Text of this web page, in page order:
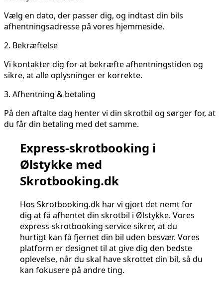
Vælg en dato, der passer dig, og indtast din bils
afhentningsadresse på vores hjemmeside.
2. Bekræftelse
Vi kontakter dig for at bekræfte afhentningstiden og
sikre, at alle oplysninger er korrekte.
3. Afhentning & betaling
På den aftalte dag henter vi din skrotbil og sørger for, at
du får din betaling med det samme.
Express-skrotbooking i
Ølstykke med
Skrotbooking.dk
Hos Skrotbooking.dk har vi gjort det nemt for
dig at få afhentet din skrotbil i Ølstykke. Vores
express-skrotbooking service sikrer, at du
hurtigt kan få fjernet din bil uden besvær. Vores
platform er designet til at give dig den bedste
oplevelse, når du skal have skrottet din bil, så du
kan fokusere på andre ting.